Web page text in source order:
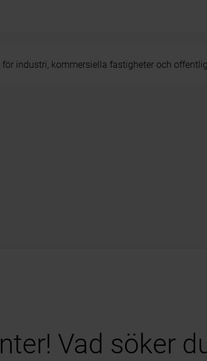
för industri, kommersiella fastigheter och
Vad söker